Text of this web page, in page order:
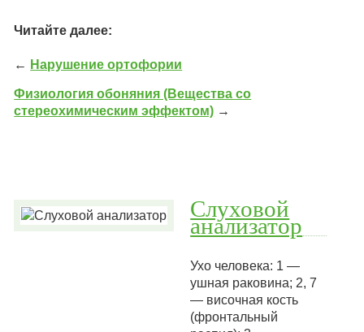
Читайте далее:
← Нарушение ортофории
Физиология обоняния (Вещества со
стереохимическим эффектом) →
Слуховой
анализатор
Ухо человека: 1 —
ушная раковина; 2, 7
— височная кость
(фронтальный